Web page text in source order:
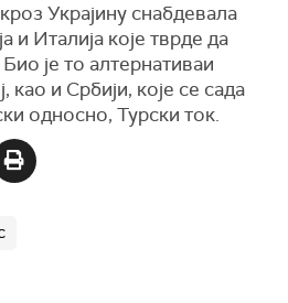
Украјину снабдевала
и Италија које тврде да
је то алтернативаи
као и Србији, које се сада
односно, Турски ток.